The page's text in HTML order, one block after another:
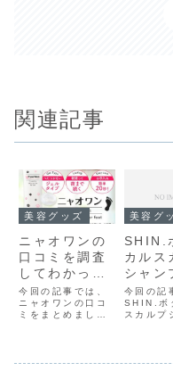
関連記事
美容グッズ
ニャオワンの
口コミを調査
してわかった
3つのこと
は？どんな人
におすすめ？
今回の記事では、
ニャオワンの口コ
ミをまとめまし
コミがあるか気に
美容グ
SHIN.
カルス
シャン
口コミ
れ！使
どうな
今回の記
SHIN.ボ
スカルプ
ルスカル